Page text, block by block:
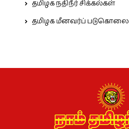
தமிழக நதிநீர் சிக்கல்கள்
தமிழக மீனவர்ப் படுகொலை